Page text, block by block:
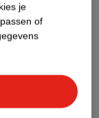
je
of